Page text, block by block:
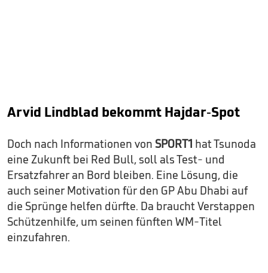
Arvid Lindblad bekommt Hajdar-Spot
Doch nach Informationen von SPORT1 hat Tsunoda
eine Zukunft bei Red Bull, soll als Test- und
Ersatzfahrer an Bord bleiben. Eine Lösung, die
auch seiner Motivation für den GP Abu Dhabi auf
die Sprünge helfen dürfte. Da braucht Verstappen
Schützenhilfe, um seinen fünften WM-Titel
einzufahren.